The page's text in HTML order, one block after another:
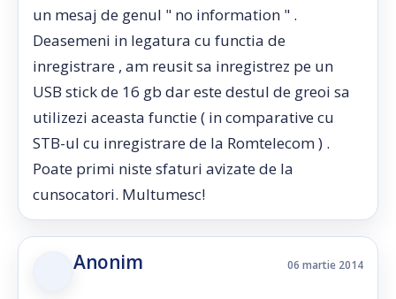
un mesaj de genul " no information " .
Deasemeni in legatura cu functia de
inregistrare , am reusit sa inregistrez pe un
USB stick de 16 gb dar este destul de greoi sa
utilizezi aceasta functie ( in comparative cu
STB-ul cu inregistrare de la Romtelecom ) .
Poate primi niste sfaturi avizate de la
cunsocatori. Multumesc!
Anonim 06 martie 2014